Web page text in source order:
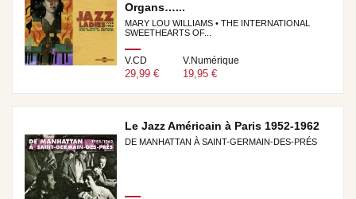
Organs…...
MARY LOU WILLIAMS • THE INTERNATIONAL
SWEETHEARTS OF...
V.CD
29,99 €
V.Numérique
19,95 €
Le Jazz Américain à Paris 1952-1962
DE MANHATTAN À SAINT-GERMAIN-DES-PRÉS